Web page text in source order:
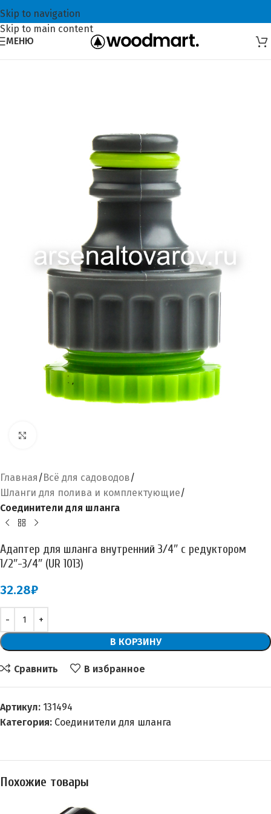
Skip to navigation
Skip to main content
МЕНЮ
Главная
Всё для садоводов
Шланги для полива и комплектующие
Соединители для шланга
Адаптер для шланга внутренний 3/4″ с редуктором
1/2″-3/4″ (UR 1013)
32.28₽
В КОРЗИНУ
Сравнить В избранное
Артикул: 131494
Категория: Соединители для шланга
Похожие товары